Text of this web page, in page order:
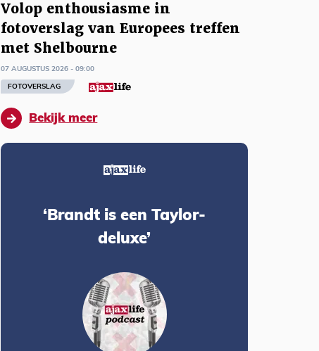
Volop enthousiasme in
fotoverslag van Europees treffen
met Shelbourne
07 AUGUSTUS 2026 - 09:00
FOTOVERSLAG
Bekijk meer
‘Brandt is een Taylor-
deluxe’